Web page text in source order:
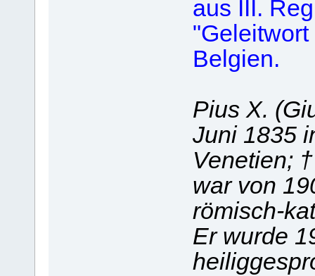
aus III.
Belgien.
Pius X.
Juni 1835
Venetien;
war von
römisch-
Er wurde